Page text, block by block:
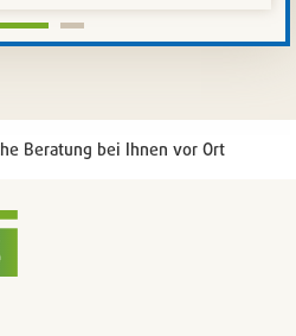
setzen
Beratung bei Ihnen vor Ort